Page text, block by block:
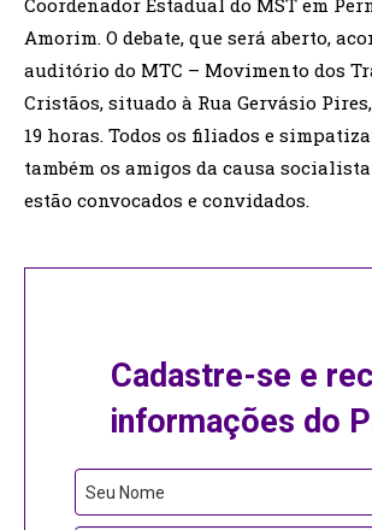
Amorim. O debate, que será aberto,
auditório do MTC – Movimento dos
Cristãos, situado à Rua Gervásio
19 horas. Todos os filiados e
também os amigos da causa
estão convocados e convidados.
Cadastre-se e
informações do
Email
Address
Seu Nome